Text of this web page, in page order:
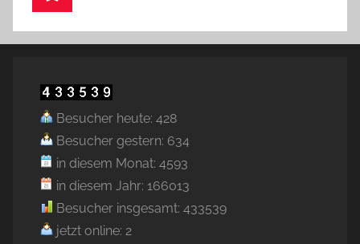
Besucher heute: 428
Besucher gestern: 634
in diesem Monat: 4593
in diesem Jahr: 166013
Besucher insgesamt: 433539
jetzt online: 2